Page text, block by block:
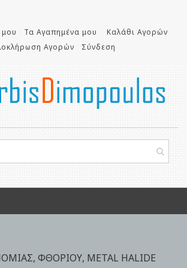
περιεχόμενο
Τα Αγαπημένα μου
Καλάθι Αγορών
Αγορών
Σύνδεση
ΦΘΟΡΙΟΥ, METAL HALIDE